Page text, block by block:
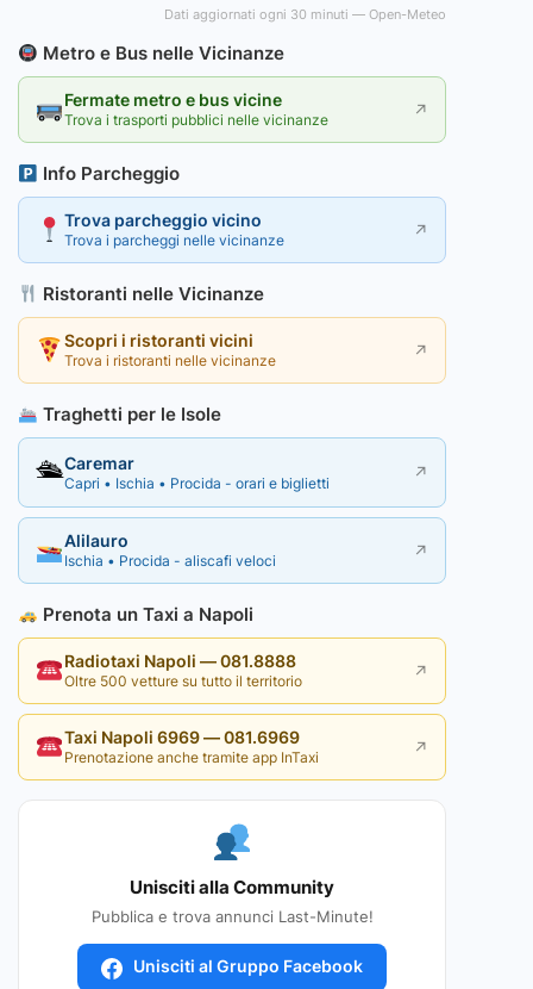
Dati aggiornati ogni 30 minuti — Open-Meteo
Metro e Bus nelle Vicinanze
Fermate metro e bus vicine
Trova i trasporti pubblici nelle vicinanze ↗
Info Parcheggio
Trova parcheggio vicino
Trova i parcheggi nelle vicinanze ↗
Ristoranti nelle Vicinanze
Scopri i ristoranti vicini
Trova i ristoranti nelle vicinanze ↗
Traghetti per le Isole
🛳Caremar
Capri • Ischia • Procida - orari e biglietti ↗
Alilauro
Ischia • Procida - aliscafi veloci ↗
Prenota un Taxi a Napoli
Radiotaxi Napoli — 081.8888
Oltre 500 vetture su tutto il territorio ↗
Taxi Napoli 6969 — 081.6969
Prenotazione anche tramite app InTaxi ↗
Unisciti alla Community
Pubblica e trova annunci Last-Minute!
Unisciti al Gruppo Facebook